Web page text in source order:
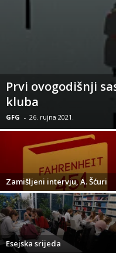
Prvi ovogodišnji
kluba
GFG - 26. rujna 2021.
Zamišljeni intervju, A. Šćuri
Esejska srijeda